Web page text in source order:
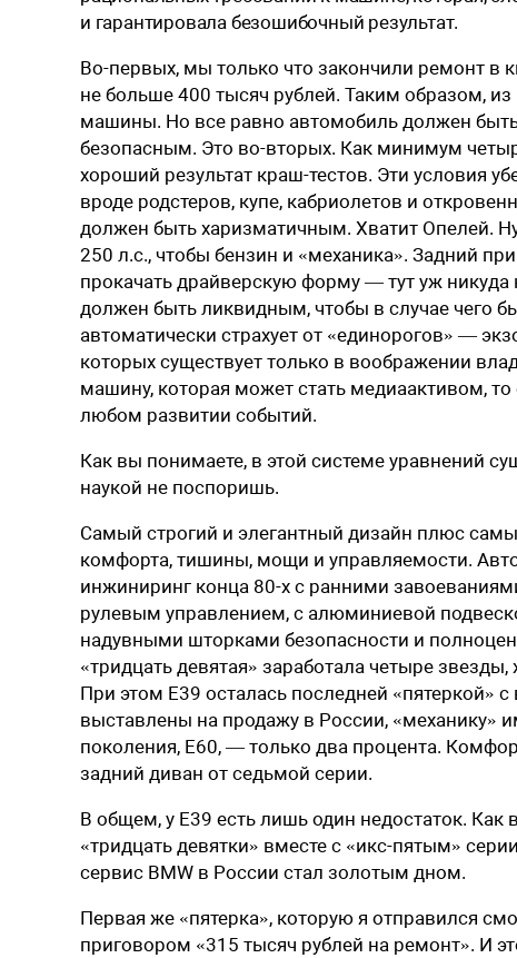
и гарантировала безошибочный результат.
Во-первых, мы только что закончили ремонт в
не больше 400 тысяч рублей. Таким образом,
машины. ­Но все равно автомобиль должен
безопасным. Это во-вторых. Как минимум
хороший результат краш-тестов. Эти условия
вроде родстеров, купе, кабриолетов и
должен быть харизматичным. Хватит Опелей.
250 л.с., чтобы бензин и «механика». Задний
прокачать драйверскую форму — тут уж никуда
должен быть ликвидным, чтобы в случае чего
автоматически страхует от «единорогов» —
которых существует только в воображении
машину, которая может стать медиаактивом,
любом развитии событий.
Как вы понимаете, в этой системе уравнений
наукой не поспоришь.
Самый строгий и элегантный дизайн плюс
комфорта, тишины, мощи и управляемости.
инжиниринг конца 80-х с ранними
рулевым управлением, с алюминиевой
надувными шторками безопасности и
«тридцать девятая» заработала четыре
При этом E39 осталась последней
выставлены на продажу в России, «механику»
поколения, E60, — только два процента.
задний диван от седьмой серии.
В общем, у E39 есть лишь один недостаток.
«тридцать девятки» вместе с «икс-пятым»
сервис BMW в России стал золотым дном.
Первая же «пятерка», которую я отправился
приговором «315 тысяч рублей на ремонт». И